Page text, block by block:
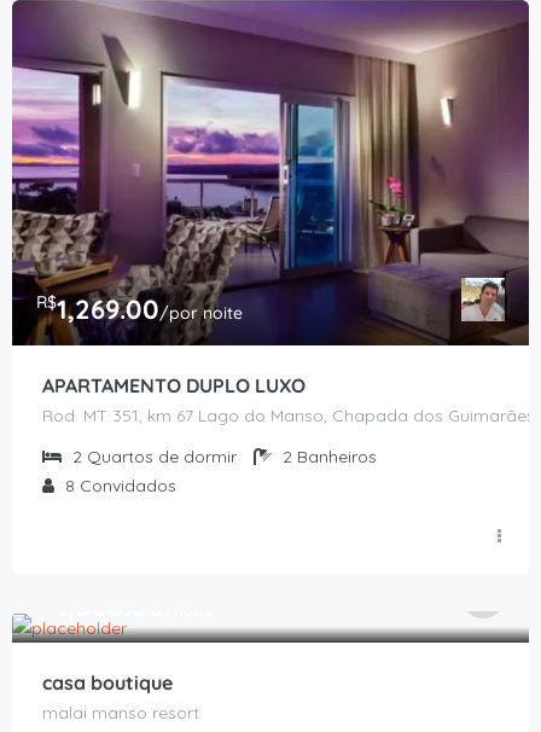
R$1,269.00/por noite
APARTAMENTO DUPLO LUXO
Rod. MT 351, km 67 Lago do Manso, Chapada dos Guimarães
2 Quartos de dormir 2 Banheiros
8 Convidados
casa boutique
malai manso resort